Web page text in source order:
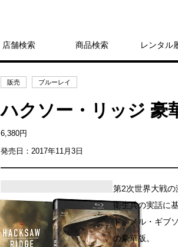
店舗検索 商品検索 レンタル
販売 ブルーレイ
ハクソー・リッジ 豪
6,380円
発売日：2017年11月3日
第2次世界大戦の
衛生兵の実話に
ド。メル・ギブ
の豪華版。